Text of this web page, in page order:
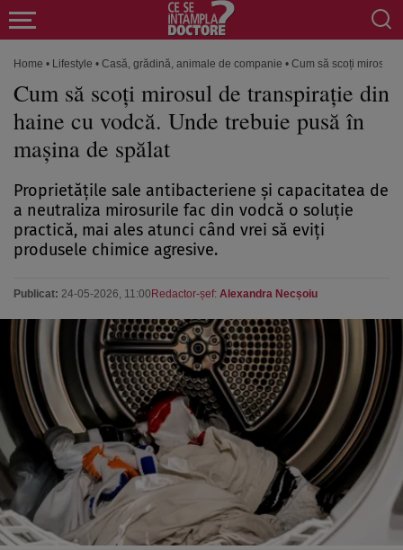
Home • Lifestyle • Casă, grădină, animale de companie • Cum să scoți mirosul
Cum să scoți mirosul de transpirație din
haine cu vodcă. Unde trebuie pusă în
mașina de spălat
Proprietățile sale antibacteriene și capacitatea de
a neutraliza mirosurile fac din vodcă o soluție
practică, mai ales atunci când vrei să eviți
produsele chimice agresive.
Publicat: 24-05-2026, 11:00 Redactor-șef: Alexandra Necșoiu